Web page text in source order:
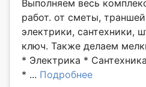
Выполняем весь
работ. от сметы,
электрики, сантехники,
ключ. Также делаем
* Электрика *
* ... Подробнее